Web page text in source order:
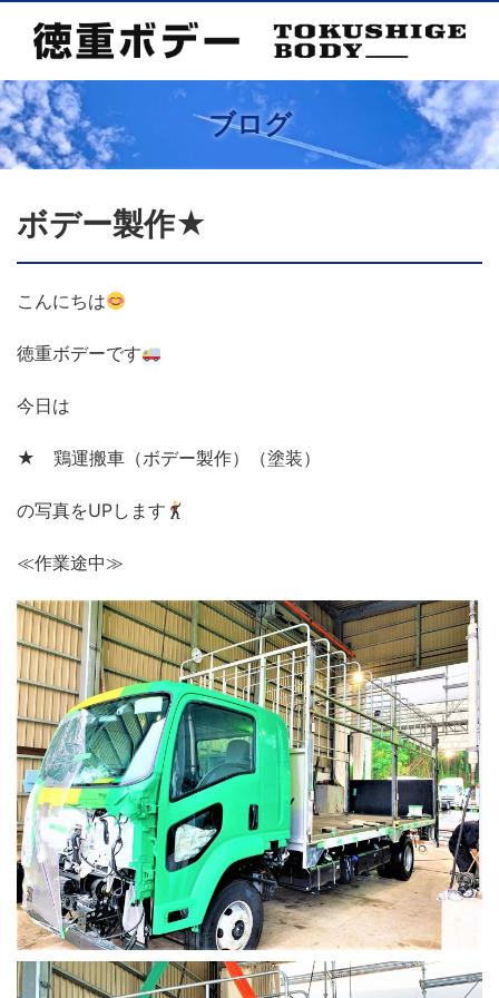
ブログ
ボデー製作★
こんにちは
徳重ボデーです
今日は
★ 鶏運搬車（ボデー製作）（塗装）
の写真をUPします
≪作業途中≫